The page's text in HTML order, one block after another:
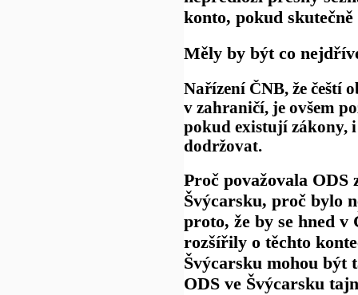
konto, pokud
Měly by být co
Nařízení ČNB, že čeští
v zahraničí, je ovšem
pokud existují zákony,
dodržovat.
Proč považovala ODS
Švýcarsku, proč bylo
proto, že by se hned
rozšířily o těchto
Švýcarsku mohou být
ODS ve Švýcarsku